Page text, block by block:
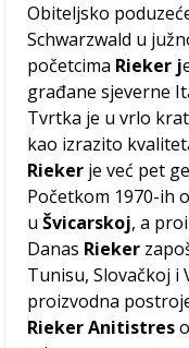
Obiteljsko
Schwarzwald u
početcima Rieker j
građane sjeverne
Tvrtka je u vrlo
kao izrazito
Rieker je već pet
Početkom 1970-ih
uŠvicarskoj, a
Danas Rieker
Tunisu, Slovačkoj i
proizvodna
Rieker Anitistres